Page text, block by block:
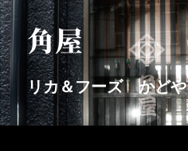
リカ＆フーズ かどや